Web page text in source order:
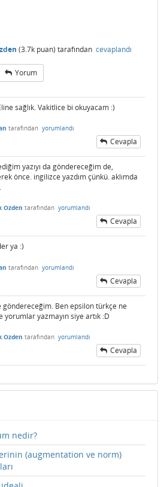
(3.7k puan) tarafından cevaplandı
Yorum
sağlık. Vakitlice bi okuyacam :)
tarafından yorumlandı
Cevapla
yazıyı da göndereceğim de,
önce. ingilizce yazdım çünkü. aklımda
Ozden tarafından yorumlandı
Cevapla
ya :)
tarafından yorumlandı
Cevapla
göndereceğim. Ben epsilon türkçe ne
yazmayın siye artık :D
Ozden tarafından yorumlandı
Cevapla
nedir?
(augmentation ve norm)